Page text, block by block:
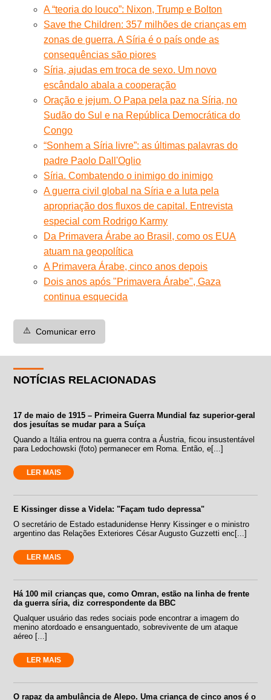
A “teoria do louco”: Nixon, Trump e Bolton
Save the Children: 357 milhões de crianças em
zonas de guerra. A Síria é o país onde as
consequências são piores
Síria, ajudas em troca de sexo. Um novo
escândalo abala a cooperação
Oração e jejum. O Papa pela paz na Síria, no
Sudão do Sul e na República Democrática do
Congo
“Sonhem a Síria livre”: as últimas palavras do
padre Paolo Dall'Oglio
Síria. Combatendo o inimigo do inimigo
A guerra civil global na Síria e a luta pela
apropriação dos fluxos de capital. Entrevista
especial com Rodrigo Karmy
Da Primavera Árabe ao Brasil, como os EUA
atuam na geopolítica
A Primavera Árabe, cinco anos depois
Dois anos após "Primavera Árabe", Gaza
continua esquecida
⚠️ Comunicar erro
NOTÍCIAS RELACIONADAS
17 de maio de 1915 – Primeira Guerra Mundial faz superior-geral
dos jesuítas se mudar para a Suíça
Quando a Itália entrou na guerra contra a Áustria, ficou insustentável
para Ledochowski (foto) permanecer em Roma. Então, e[...]
LER MAIS
E Kissinger disse a Videla: "Façam tudo depressa"
O secretário de Estado estadunidense Henry Kissinger e o ministro
argentino das Relações Exteriores César Augusto Guzzetti enc[...]
LER MAIS
Há 100 mil crianças que, como Omran, estão na linha de frente
da guerra síria, diz correspondente da BBC
Qualquer usuário das redes sociais pode encontrar a imagem do
menino atordoado e ensanguentado, sobrevivente de um ataque
aéreo [...]
LER MAIS
O rapaz da ambulância de Alepo. Uma criança de cinco anos é o